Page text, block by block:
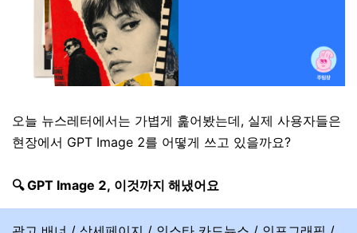
오늘 뉴스레터에서는 가볍게 훑어봤는데, 실제 사용자들은
현장에서 GPT Image 2를 어떻게 쓰고 있을까요?
🔍 GPT Image 2, 이것까지 해냈어요